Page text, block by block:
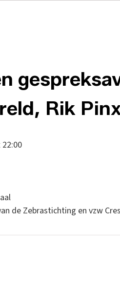
Rik
de Zebrastichting en vzw